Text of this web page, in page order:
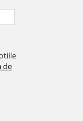
puțin în
la apă
de